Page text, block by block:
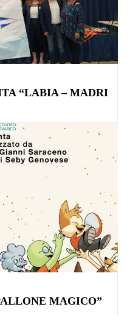
“LABIA – MADRI
MAGICO”